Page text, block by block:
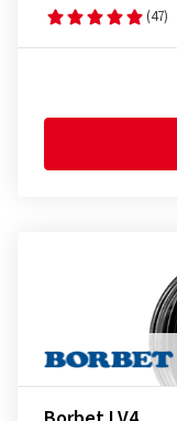
(47)